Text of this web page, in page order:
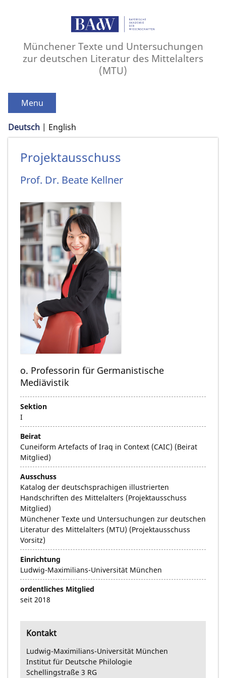
Münchener Texte und Untersuchungen
zur deutschen Literatur des Mittelalters
(MTU)
Menu
Deutsch English
Projektausschuss
Prof. Dr. Beate Kellner
o. Professorin für Germanistische
Mediävistik
Sektion
I
Beirat
Cuneiform Artefacts of Iraq in Context (CAIC) (Beirat
Mitglied)
Ausschuss
Katalog der deutschsprachigen illustrierten
Handschriften des Mittelalters (Projektausschuss
Mitglied)
Münchener Texte und Untersuchungen zur deutschen
Literatur des Mittelalters (MTU) (Projektausschuss
Vorsitz)
Einrichtung
Ludwig-Maximilians-Universität München
ordentliches Mitglied
seit 2018
Kontakt
Ludwig-Maximilians-Universität München
Institut für Deutsche Philologie
Schellingstraße 3 RG